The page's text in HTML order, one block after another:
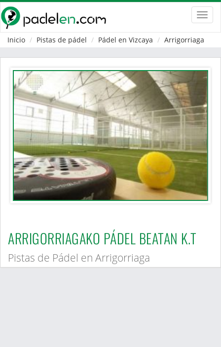
Inicio
Pistas de pádel Pádel en Vizcaya Arrigorriaga
ARRIGORRIAGAKO PÁDEL BEATAN K.T
Pistas de Pádel en Arrigorriaga